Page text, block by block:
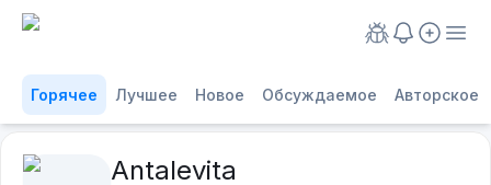
Горячее Лучшее Новое Обсуждаемое Авторское
Antalevita